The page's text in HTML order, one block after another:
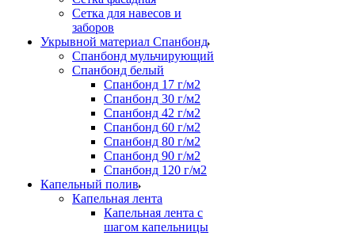
Сетка для навесов и
заборов
Укрывной материал Спанбонд
Спанбонд мульчирующий
Спанбонд белый
Спанбонд 17 г/м2
Спанбонд 30 г/м2
Спанбонд 42 г/м2
Спанбонд 60 г/м2
Спанбонд 80 г/м2
Спанбонд 90 г/м2
Спанбонд 120 г/м2
Капельный полив
Капельная лента
Капельная лента с
шагом капельницы